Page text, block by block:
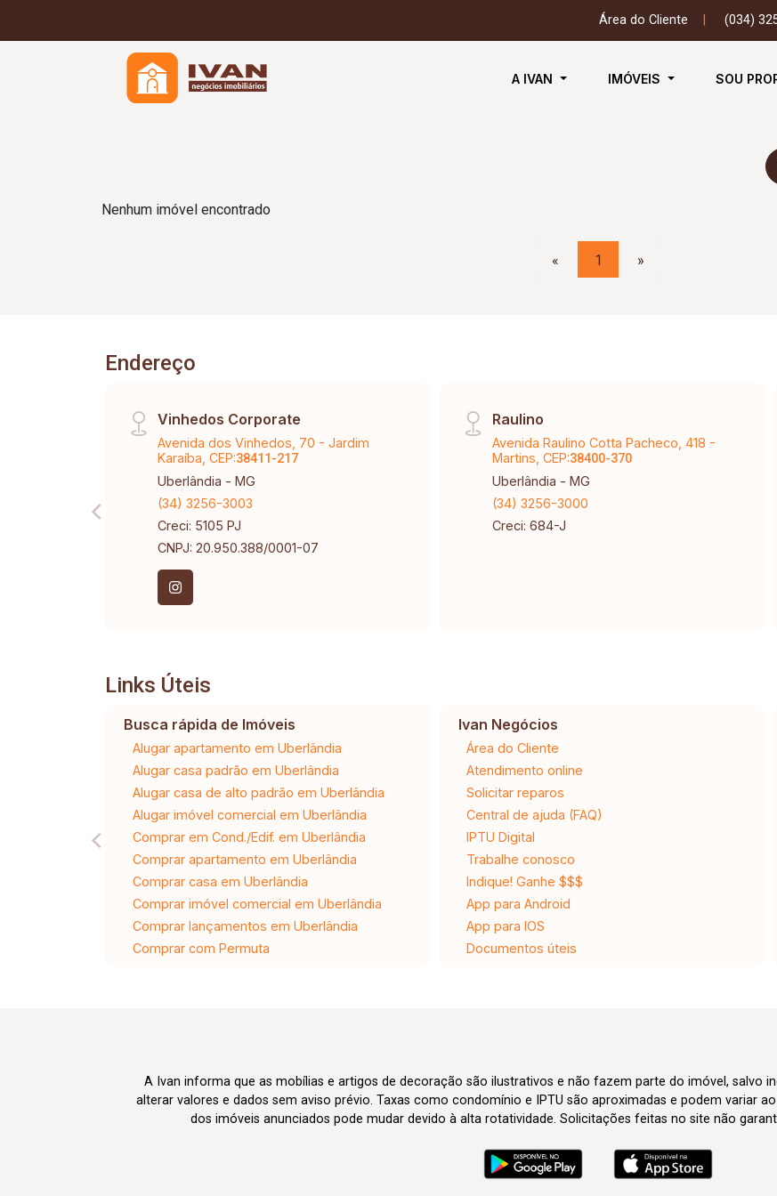
Área do Cliente (034)
A IVAN IMÓVEIS SOU
Nenhum imóvel encontrado
« 1 »
Endereço
Vinhedos Corporate
Avenida dos Vinhedos, 70 - Jardim
Karaíba, CEP:38411-217
Uberlândia - MG
(34) 3256-3003
Creci: 5105 PJ
CNPJ: 20.950.388/0001-07
Raulino
Avenida Raulino Cotta Pacheco, 418 -
Martins, CEP:38400-370
Uberlândia - MG
(34) 3256-3000
Creci: 684-J
Links Úteis
Busca rápida de Imóveis
Alugar apartamento em Uberlândia
Alugar casa padrão em Uberlândia
Alugar casa de alto padrão em Uberlândia
Alugar imóvel comercial em Uberlândia
Comprar em Cond./Edif. em Uberlândia
Comprar apartamento em Uberlândia
Comprar casa em Uberlândia
Comprar imóvel comercial em Uberlândia
Comprar lançamentos em Uberlândia
Comprar com Permuta
Ivan Negócios
Área do Cliente
Atendimento online
Solicitar reparos
Central de ajuda (FAQ)
IPTU Digital
Trabalhe conosco
Indique! Ganhe $$$
App para Android
App para IOS
Documentos úteis
A Ivan informa que as mobílias e artigos de decoração são ilustrativos e não fazem parte do imóvel, salvo
alterar valores e dados sem aviso prévio. Taxas como condomínio e IPTU são aproximadas e podem variar
dos imóveis anunciados pode mudar devido à alta rotatividade. Solicitações feitas no site não